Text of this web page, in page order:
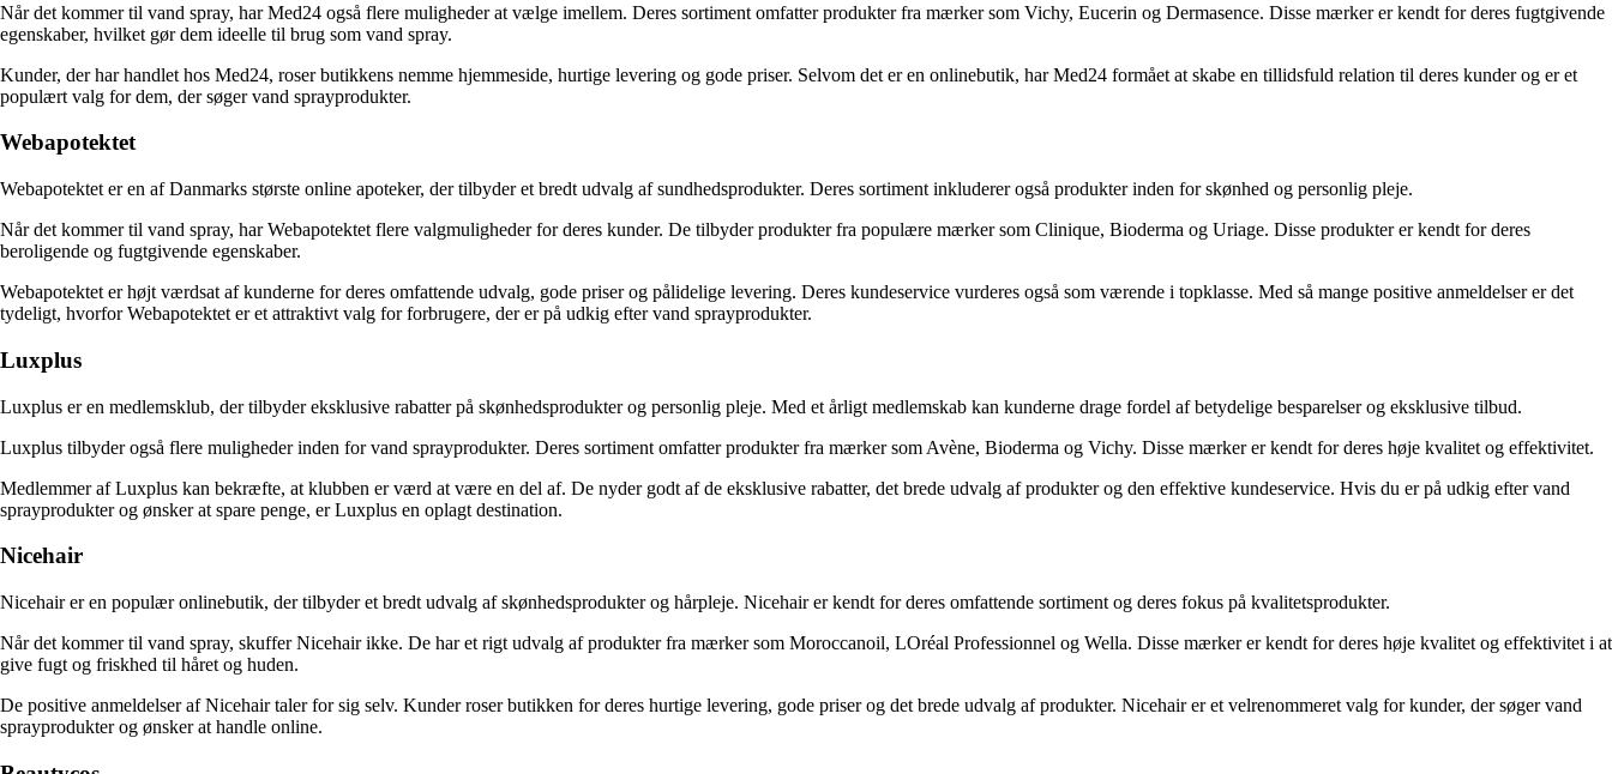
Når det kommer til vand spray, har Med24 også flere muligheder at vælge imellem. Deres sortiment omfatter produkter fra mærker som Vichy, Eucerin og Dermasence. Disse mærker er kendt for deres fugtgivende
egenskaber, hvilket gør dem ideelle til brug som vand spray.
Kunder, der har handlet hos Med24, roser butikkens nemme hjemmeside, hurtige levering og gode priser. Selvom det er en onlinebutik, har Med24 formået at skabe en tillidsfuld relation til deres kunder og er et
populært valg for dem, der søger vand sprayprodukter.
Webapotektet
Webapotektet er en af Danmarks største online apoteker, der tilbyder et bredt udvalg af sundhedsprodukter. Deres sortiment inkluderer også produkter inden for skønhed og personlig pleje.
Når det kommer til vand spray, har Webapotektet flere valgmuligheder for deres kunder. De tilbyder produkter fra populære mærker som Clinique, Bioderma og Uriage. Disse produkter er kendt for deres
beroligende og fugtgivende egenskaber.
Webapotektet er højt værdsat af kunderne for deres omfattende udvalg, gode priser og pålidelige levering. Deres kundeservice vurderes også som værende i topklasse. Med så mange positive anmeldelser er det
tydeligt, hvorfor Webapotektet er et attraktivt valg for forbrugere, der er på udkig efter vand sprayprodukter.
Luxplus
Luxplus er en medlemsklub, der tilbyder eksklusive rabatter på skønhedsprodukter og personlig pleje. Med et årligt medlemskab kan kunderne drage fordel af betydelige besparelser og eksklusive tilbud.
Luxplus tilbyder også flere muligheder inden for vand sprayprodukter. Deres sortiment omfatter produkter fra mærker som Avène, Bioderma og Vichy. Disse mærker er kendt for deres høje kvalitet og effektivitet.
Medlemmer af Luxplus kan bekræfte, at klubben er værd at være en del af. De nyder godt af de eksklusive rabatter, det brede udvalg af produkter og den effektive kundeservice. Hvis du er på udkig efter vand
sprayprodukter og ønsker at spare penge, er Luxplus en oplagt destination.
Nicehair
Nicehair er en populær onlinebutik, der tilbyder et bredt udvalg af skønhedsprodukter og hårpleje. Nicehair er kendt for deres omfattende sortiment og deres fokus på kvalitetsprodukter.
Når det kommer til vand spray, skuffer Nicehair ikke. De har et rigt udvalg af produkter fra mærker som Moroccanoil, LOréal Professionnel og Wella. Disse mærker er kendt for deres høje kvalitet og effektivitet i at
give fugt og friskhed til håret og huden.
De positive anmeldelser af Nicehair taler for sig selv. Kunder roser butikken for deres hurtige levering, gode priser og det brede udvalg af produkter. Nicehair er et velrenommeret valg for kunder, der søger vand
sprayprodukter og ønsker at handle online.